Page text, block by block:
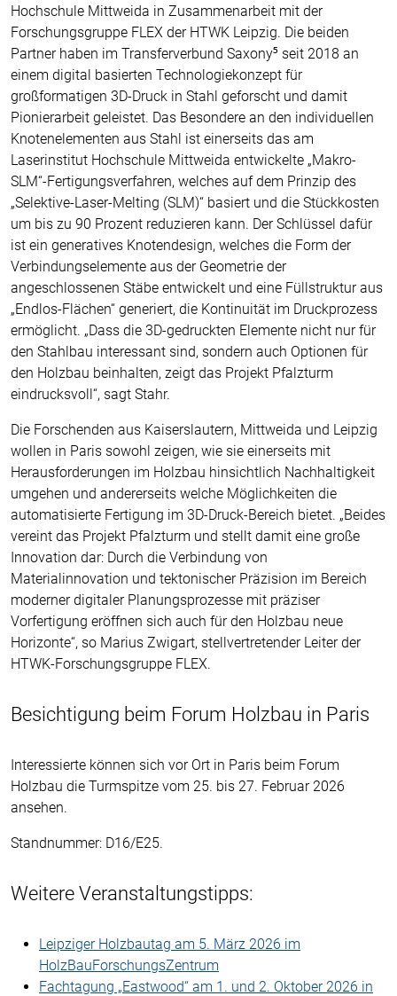
Hochschule Mittweida in Zusammenarbeit mit der
Forschungsgruppe FLEX der HTWK Leipzig. Die beiden
Partner haben im Transferverbund Saxony⁵ seit 2018 an
einem digital basierten Technologiekonzept für
großformatigen 3D-Druck in Stahl geforscht und damit
Pionierarbeit geleistet. Das Besondere an den individuellen
Knotenelementen aus Stahl ist einerseits das am
Laserinstitut Hochschule Mittweida entwickelte „Makro-
SLM“-Fertigungsverfahren, welches auf dem Prinzip des
„Selektive-Laser-Melting (SLM)“ basiert und die Stückkosten
um bis zu 90 Prozent reduzieren kann. Der Schlüssel dafür
ist ein generatives Knotendesign, welches die Form der
Verbindungselemente aus der Geometrie der
angeschlossenen Stäbe entwickelt und eine Füllstruktur aus
„Endlos-Flächen“ generiert, die Kontinuität im Druckprozess
ermöglicht. „Dass die 3D-gedruckten Elemente nicht nur für
den Stahlbau interessant sind, sondern auch Optionen für
den Holzbau beinhalten, zeigt das Projekt Pfalzturm
eindrucksvoll“, sagt Stahr.
Die Forschenden aus Kaiserslautern, Mittweida und Leipzig
wollen in Paris sowohl zeigen, wie sie einerseits mit
Herausforderungen im Holzbau hinsichtlich Nachhaltigkeit
umgehen und andererseits welche Möglichkeiten die
automatisierte Fertigung im 3D-Druck-Bereich bietet. „Beides
vereint das Projekt Pfalzturm und stellt damit eine große
Innovation dar: Durch die Verbindung von
Materialinnovation und tektonischer Präzision im Bereich
moderner digitaler Planungsprozesse mit präziser
Vorfertigung eröffnen sich auch für den Holzbau neue
Horizonte“, so Marius Zwigart, stellvertretender Leiter der
HTWK-Forschungsgruppe FLEX.
Besichtigung beim Forum Holzbau in Paris
Interessierte können sich vor Ort in Paris beim Forum
Holzbau die Turmspitze vom 25. bis 27. Februar 2026
ansehen.
Standnummer: D16/E25.
Weitere Veranstaltungstipps:
Leipziger Holzbautag am 5. März 2026 im
HolzBauForschungsZentrum
Fachtagung „Eastwood“ am 1. und 2. Oktober 2026 in